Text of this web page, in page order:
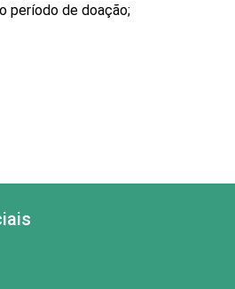
período de doação;